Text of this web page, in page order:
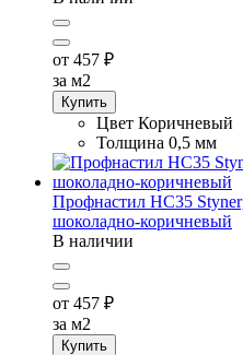
от 457 ₽
за м2
Купить
Цвет Коричневый
Толщина 0,5 мм
Профнастил НС35
шоколадно-коричневый
В наличии
от 457 ₽
за м2
Купить